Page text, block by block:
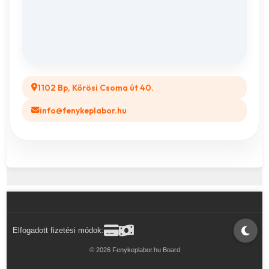
1102 Bp, Kőrösi Csoma út 40.
info@fenykeplabor.hu
Elfogadott fizetési módok:
© 2026 Fenykeplabor.hu Board